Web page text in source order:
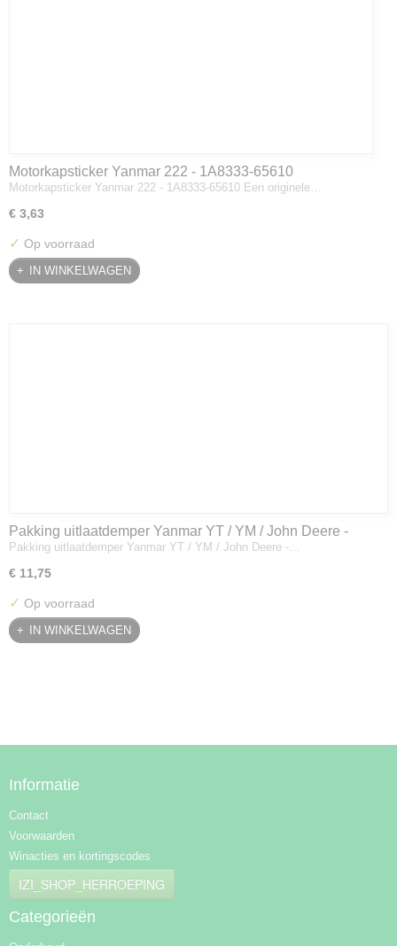
Motorkapsticker Yanmar 222 - 1A8333-65610
Motorkapsticker Yanmar 222 - 1A8333-65610 Een originele…
€ 3,63
✓ Op voorraad
IN WINKELWAGEN
Pakking uitlaatdemper Yanmar YT / YM / John Deere -
128300-13230
Pakking uitlaatdemper Yanmar YT / YM / John Deere -…
€ 11,75
✓ Op voorraad
IN WINKELWAGEN
Informatie
Contact
Voorwaarden
Winacties en kortingscodes
IZI_SHOP_HERROEPING
Categorieën